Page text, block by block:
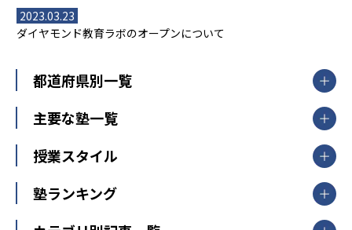
2023.03.23
ダイヤモンド教育ラボのオープンについて
都道府県別一覧
北海道・東北
山形県
福島県
関東
東京都
神奈川県
茨城県
栃木県
群馬県
主要な塾一覧
【掲載塾一覧を見る】
東京個別指導学院
授業スタイル
個別指導
塾ランキング